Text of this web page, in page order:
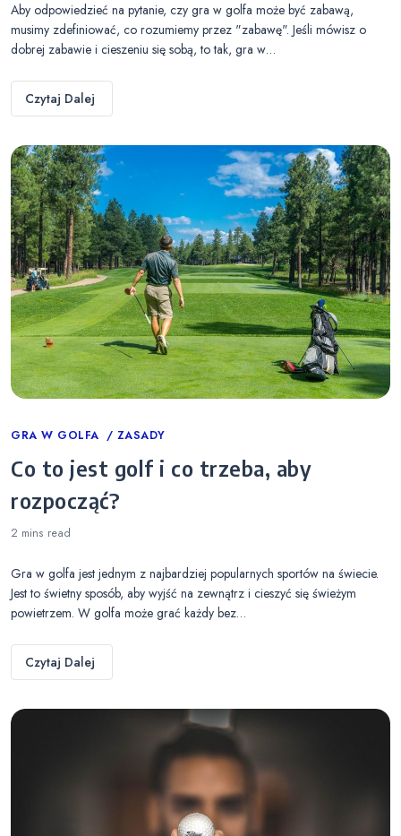
Aby odpowiedzieć na pytanie, czy gra w golfa może być zabawą,
musimy zdefiniować, co rozumiemy przez "zabawę". Jeśli mówisz o
dobrej zabawie i cieszeniu się sobą, to tak, gra w…
Czytaj Dalej
Categories
GRA W GOLFA ZASADY
Co to jest golf i co trzeba, aby
rozpocząć?
2 mins read
Gra w golfa jest jednym z najbardziej popularnych sportów na świecie.
Jest to świetny sposób, aby wyjść na zewnątrz i cieszyć się świeżym
powietrzem. W golfa może grać każdy bez…
Czytaj Dalej